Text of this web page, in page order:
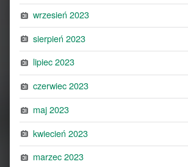
wrzesień 2023
sierpień 2023
lipiec 2023
czerwiec 2023
maj 2023
kwiecień 2023
marzec 2023